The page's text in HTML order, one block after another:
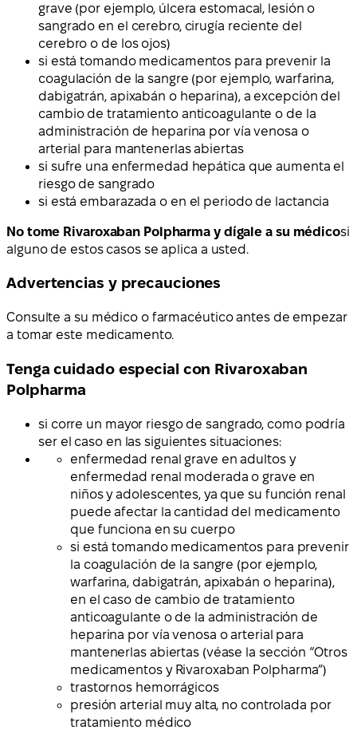
grave (por ejemplo, úlcera estomacal, lesión o
sangrado en el cerebro, cirugía reciente del
cerebro o de los ojos)
si está tomando medicamentos para prevenir la
coagulación de la sangre (por ejemplo, warfarina,
dabigatrán, apixabán o heparina), a excepción del
cambio de tratamiento anticoagulante o de la
administración de heparina por vía venosa o
arterial para mantenerlas abiertas
si sufre una enfermedad hepática que aumenta el
riesgo de sangrado
si está embarazada o en el periodo de lactancia
No tome Rivaroxaban Polpharma y dígale a su médicosi
alguno de estos casos se aplica a usted.
Advertencias y precauciones
Consulte a su médico o farmacéutico antes de empezar
a tomar este medicamento.
Tenga cuidado especial con Rivaroxaban
Polpharma
si corre un mayor riesgo de sangrado, como podría
ser el caso en las siguientes situaciones:
enfermedad renal grave en adultos y
enfermedad renal moderada o grave en
niños y adolescentes, ya que su función renal
puede afectar la cantidad del medicamento
que funciona en su cuerpo
si está tomando medicamentos para prevenir
la coagulación de la sangre (por ejemplo,
warfarina, dabigatrán, apixabán o heparina),
en el caso de cambio de tratamiento
anticoagulante o de la administración de
heparina por vía venosa o arterial para
mantenerlas abiertas (véase la sección “Otros
medicamentos y Rivaroxaban Polpharma”)
trastornos hemorrágicos
presión arterial muy alta, no controlada por
tratamiento médico